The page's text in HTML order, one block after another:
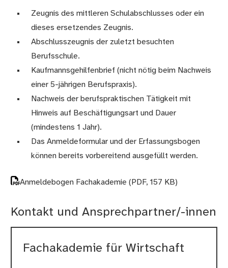
Zeugnis des mittleren Schulabschlusses oder ein
dieses ersetzendes Zeugnis.
Abschlusszeugnis der zuletzt besuchten
Berufsschule.
Kaufmannsgehilfenbrief (nicht nötig beim Nachweis
einer 5-jährigen Berufspraxis).
Nachweis der berufspraktischen Tätigkeit mit
Hinweis auf Beschäftigungsart und Dauer
(mindestens 1 Jahr).
Das Anmeldeformular und der Erfassungsbogen
können bereits vorbereitend ausgefüllt werden.
Anmeldebogen Fachakademie(PDF, 157 KB)
Kontakt und Ansprechpartner/-innen
Fachakademie für Wirtschaft